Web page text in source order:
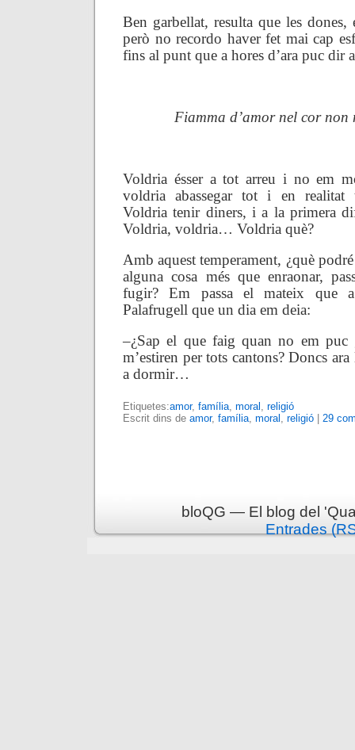
Ben garbellat, resulta que les dones,
però no recordo haver fet mai cap
fins al punt que a hores d’ara puc dir
Fiamma d’amor nel cor non
Voldria ésser a tot arreu i no em
voldria abassegar tot i en realitat
Voldria tenir diners, i a la primera
Voldria, voldria… Voldria què?
Amb aquest temperament, ¿què
alguna cosa més que enraonar,
fugir? Em passa el mateix que
Palafrugell que un dia em deia:
–¿Sap el que faig quan no em puc
m’estiren per tots cantons? Doncs
a dormir…
Etiquetes:amor, família, moral , religió
Escrit dins de amor, família, moral , religió 29
bloQG — El blog del
Entrades